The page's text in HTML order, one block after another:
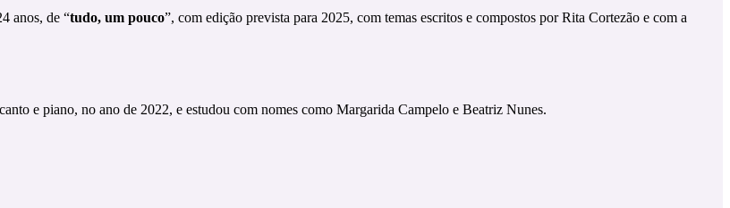
anos, de “tudo, um pouco”, com edição prevista para 2025, com temas escritos e compostos por Rita Cortezão e com a
e piano, no ano de 2022, e estudou com nomes como Margarida Campelo e Beatriz Nunes.